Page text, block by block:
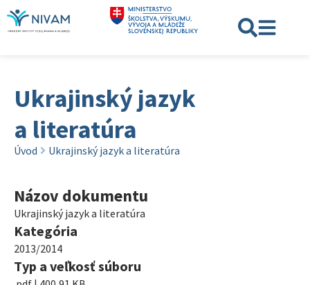
Ukrajinský jazyk
a literatúra
Úvod Ukrajinský jazyk a literatúra
Názov dokumentu
Ukrajinský jazyk a literatúra
Kategória
2013/2014
Typ a veľkosť súboru